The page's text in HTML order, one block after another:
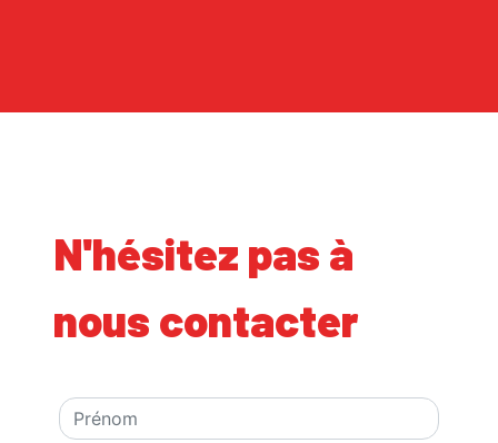
N'hésitez pas à
nous contacter